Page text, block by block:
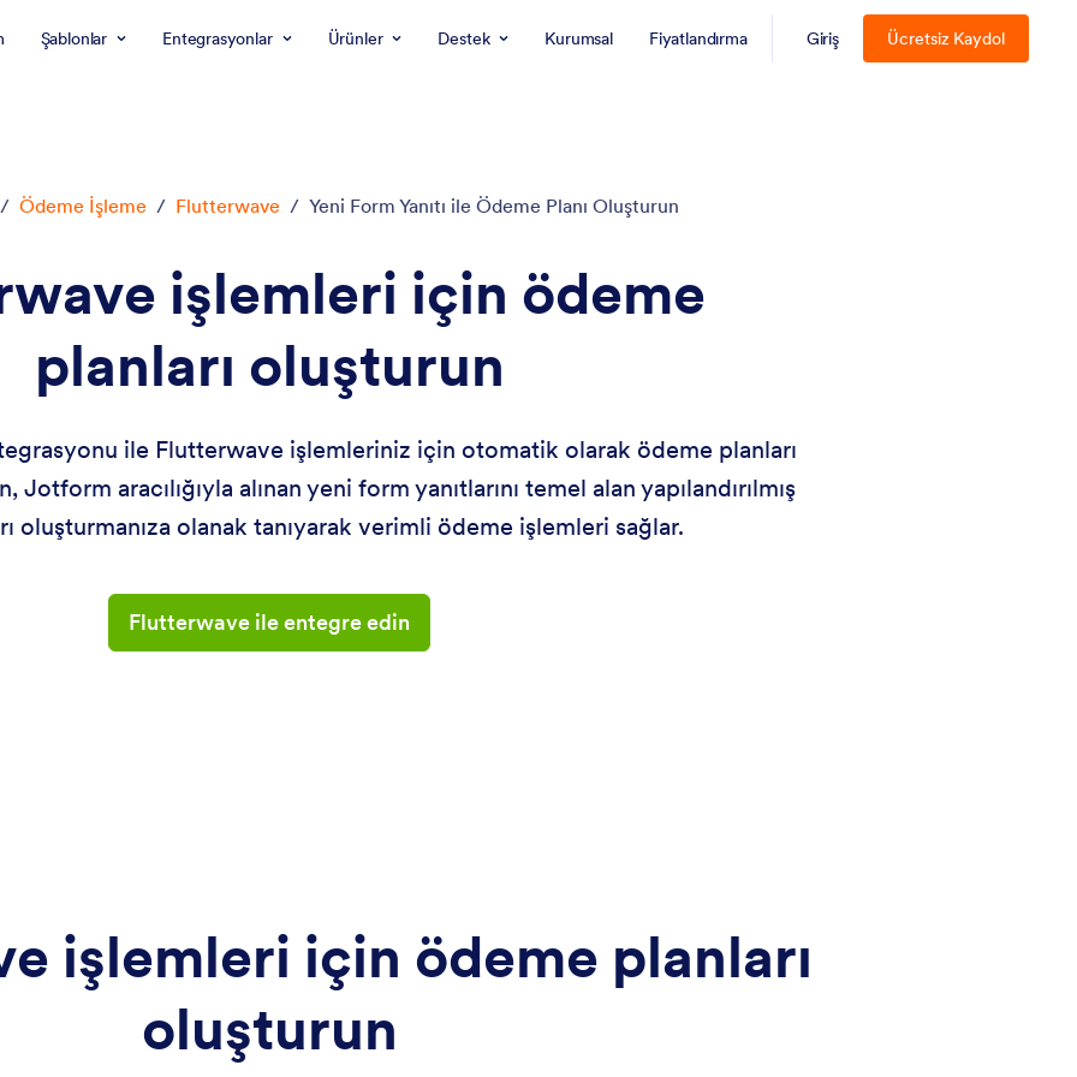
Şablonlar Entegrasyonlar Ürünler Destek Kurumsal Fiyatlandırma Giriş Ücretsiz Kaydol
/ Ödeme İşleme / Flutterwave / Yeni Form Yanıtı ile Ödeme Planı Oluşturun
işlemleri için ödeme
planları oluşturun
ile Flutterwave işlemleriniz için otomatik olarak ödeme planları
aracılığıyla alınan yeni form yanıtlarını temel alan yapılandırılmış
oluşturmanıza olanak tanıyarak verimli ödeme işlemleri sağlar.
Flutterwave ile entegre edin
işlemleri için ödeme planları
oluşturun